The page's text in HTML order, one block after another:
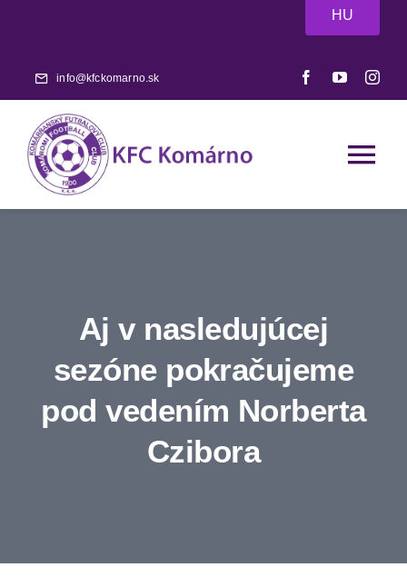
HU
info@kfckomarno.sk
Zápasy
A-tím
Aj v nasledujúcej
sezóne pokračujeme
pod vedením Norberta
Czibora